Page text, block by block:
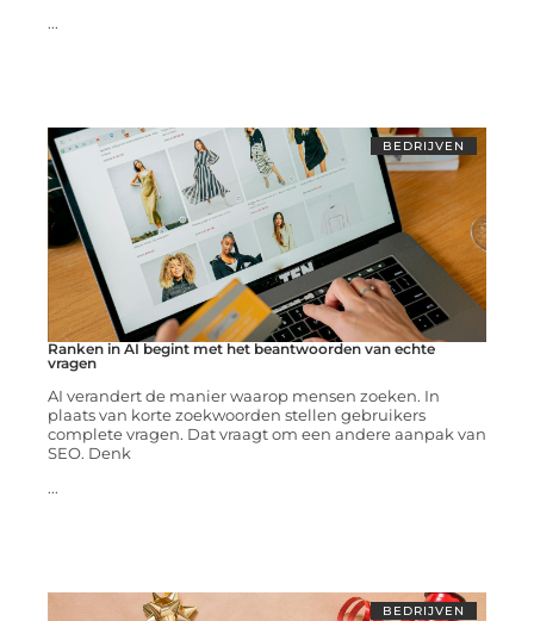
...
BEDRIJVEN
Ranken in AI begint met het beantwoorden van echte
vragen
AI verandert de manier waarop mensen zoeken. In
plaats van korte zoekwoorden stellen gebruikers
complete vragen. Dat vraagt om een andere aanpak van
SEO. Denk
...
BEDRIJVEN